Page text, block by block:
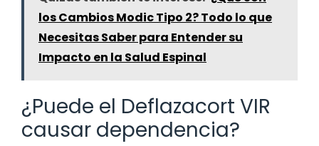
los Cambios Modic Tipo 2? Todo lo que
Necesitas Saber para Entender su
Impacto en la Salud Espinal
¿Puede el Deflazacort VIR
causar dependencia?